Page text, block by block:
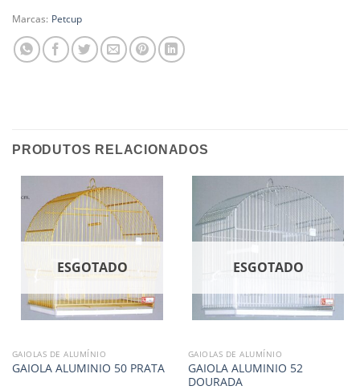
Marcas: Petcup
PRODUTOS RELACIONADOS
ESGOTADO
GAIOLAS DE ALUMÍNIO
GAIOLA ALUMINIO 50 PRATA
ESGOTADO
GAIOLAS DE ALUMÍNIO
GAIOLA ALUMINIO 52
DOURADA